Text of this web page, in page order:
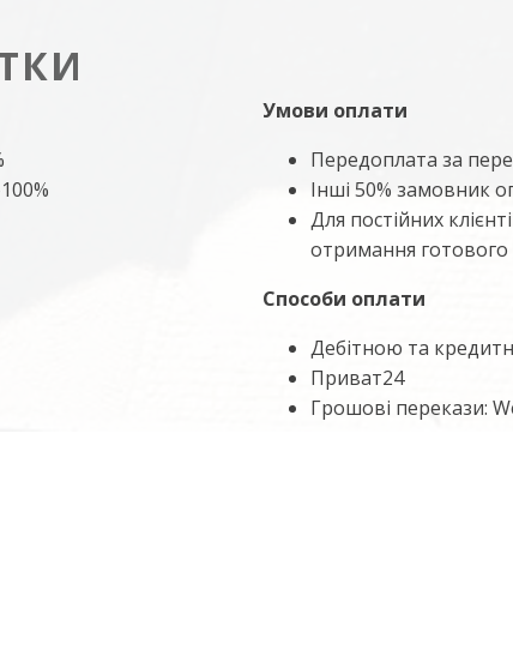
Умови оплати
Передоплата за
Інші 50% замовник
Для постійних
отримання готового
Способи оплати
Дебітною та
Приват24
Грошові перекази: